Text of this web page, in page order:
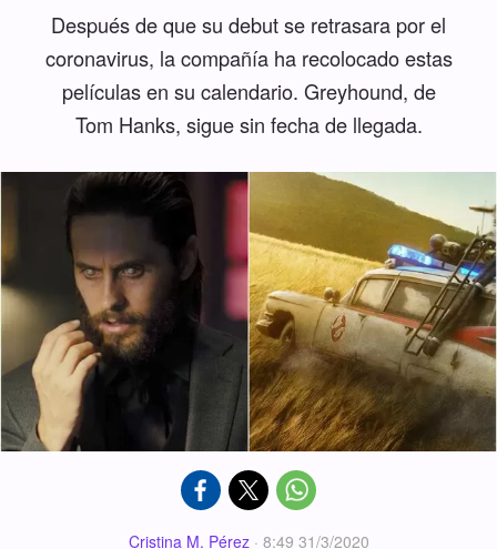
Después de que su debut se retrasara por el
coronavirus, la compañía ha recolocado estas
películas en su calendario. Greyhound, de
Tom Hanks, sigue sin fecha de llegada.
Cristina M. Pérez· 8:49 31/3/2020